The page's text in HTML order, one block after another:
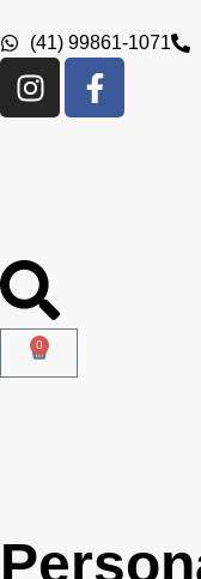
(41) 99861-1071
0